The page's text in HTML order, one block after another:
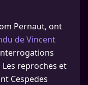
Pernaut, ont
de Vincent
Les reproches et
Cespedes